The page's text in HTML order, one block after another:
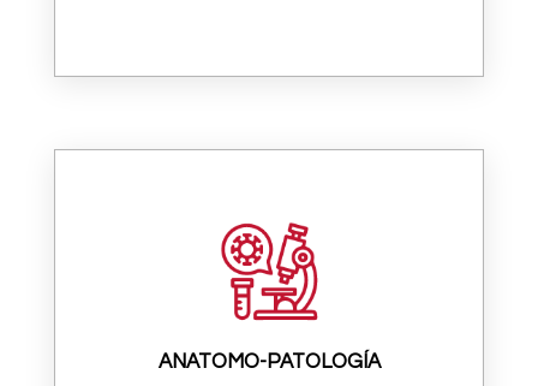
ANATOMO-PATOLOGÍA